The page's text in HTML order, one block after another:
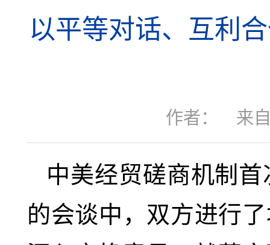
以平等对话、互利
作者： 来
中美经贸磋商机制
的会谈中，双方进行